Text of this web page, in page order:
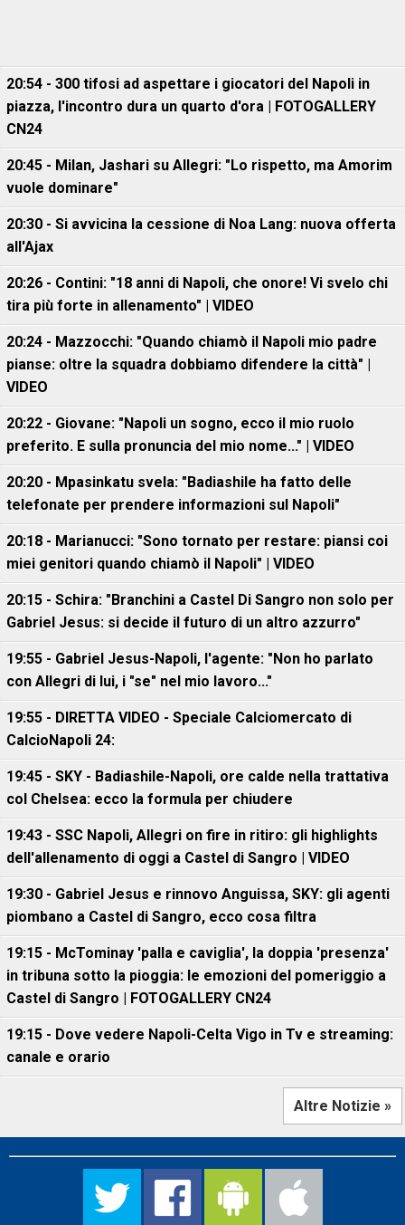
20:54 - 300 tifosi ad aspettare i giocatori del Napoli in
piazza, l'incontro dura un quarto d'ora | FOTOGALLERY
CN24
20:45 - Milan, Jashari su Allegri: "Lo rispetto, ma Amorim
vuole dominare"
20:30 - Si avvicina la cessione di Noa Lang: nuova offerta
all'Ajax
20:26 - Contini: "18 anni di Napoli, che onore! Vi svelo chi
tira più forte in allenamento" | VIDEO
20:24 - Mazzocchi: "Quando chiamò il Napoli mio padre
pianse: oltre la squadra dobbiamo difendere la città" |
VIDEO
20:22 - Giovane: "Napoli un sogno, ecco il mio ruolo
preferito. E sulla pronuncia del mio nome..." | VIDEO
20:20 - Mpasinkatu svela: "Badiashile ha fatto delle
telefonate per prendere informazioni sul Napoli"
20:18 - Marianucci: "Sono tornato per restare: piansi coi
miei genitori quando chiamò il Napoli" | VIDEO
20:15 - Schira: "Branchini a Castel Di Sangro non solo per
Gabriel Jesus: si decide il futuro di un altro azzurro"
19:55 - Gabriel Jesus-Napoli, l'agente: "Non ho parlato
con Allegri di lui, i "se" nel mio lavoro..."
19:55 - DIRETTA VIDEO - Speciale Calciomercato di
CalcioNapoli 24:
19:45 - SKY - Badiashile-Napoli, ore calde nella trattativa
col Chelsea: ecco la formula per chiudere
19:43 - SSC Napoli, Allegri on fire in ritiro: gli highlights
dell'allenamento di oggi a Castel di Sangro | VIDEO
19:30 - Gabriel Jesus e rinnovo Anguissa, SKY: gli agenti
piombano a Castel di Sangro, ecco cosa filtra
19:15 - McTominay 'palla e caviglia', la doppia 'presenza'
in tribuna sotto la pioggia: le emozioni del pomeriggio a
Castel di Sangro | FOTOGALLERY CN24
19:15 - Dove vedere Napoli-Celta Vigo in Tv e streaming:
canale e orario
Altre Notizie »